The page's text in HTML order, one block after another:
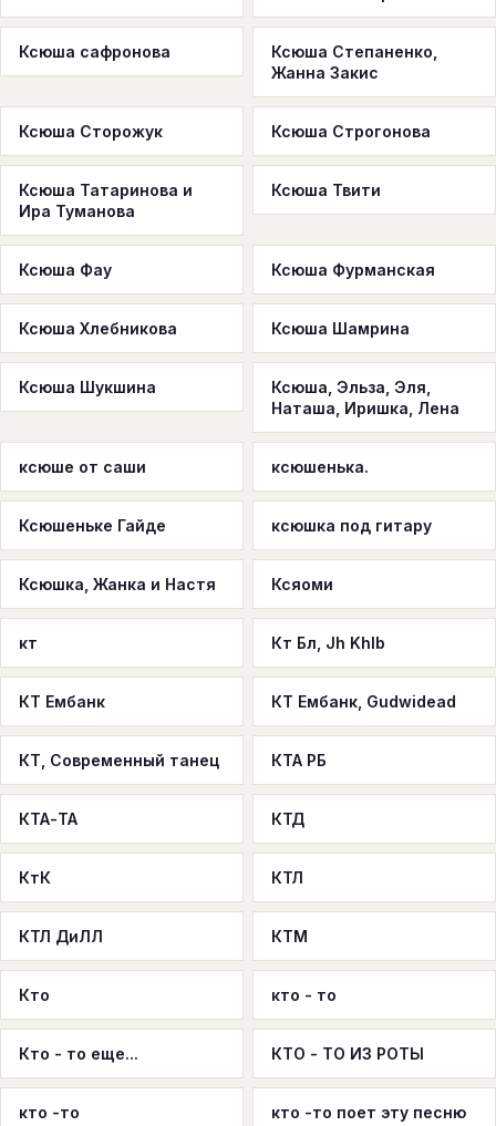
Ксюша сафронова
Ксюша Степаненко,
Жанна Закис
Ксюша Сторожук Ксюша Строгонова
Ксюша Татаринова и
Ира Туманова
Ксюша Твити
Ксюша Фау Ксюша Фурманская
Ксюша Хлебникова Ксюша Шамрина
Ксюша Шукшина
Ксюша, Эльза, Эля,
Наташа, Иришка, Лена
ксюше от саши ксюшенька.
Ксюшеньке Гайде ксюшка под гитару
Ксюшка, Жанка и Настя Ксяоми
кт Кт Бл, Jh Khlb
КТ Ембанк КТ Ембанк, Gudwidead
КТ, Современный танец КТА РБ
КТА-ТА КТД
КтК КТЛ
КТЛ ДиЛЛ КТМ
Кто кто - то
Кто - то еще... КТО - ТО ИЗ РОТЫ
кто -то кто -то поет эту песню